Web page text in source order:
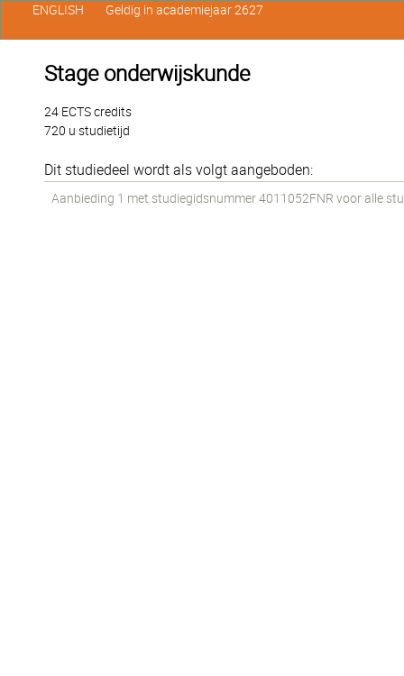
Stage onderwijskunde
24 ECTS credits
720 u studietijd
Dit studiedeel wordt als volgt aangeboden:
Aanbieding 1 met studiegidsnummer 4011052FNR voor alle
ENGLISH Geldig in academiejaar 2627